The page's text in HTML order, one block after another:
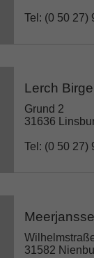
Tel: (0 50 27)
Lerch
Grund 2
31636
Tel: (0 50 27)
31582